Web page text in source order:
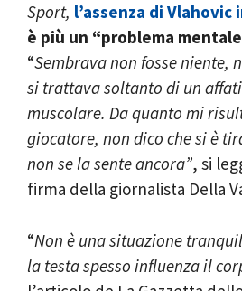
Sport, l’assenza di Vlahovic
è più un “problema
“Sembrava non fosse niente,
si trattava soltanto di un
muscolare. Da quanto mi
giocatore, non dico che si è
non se la sente ancora”, si
firma della giornalista Della
“Non è una situazione
la testa spesso influenza il